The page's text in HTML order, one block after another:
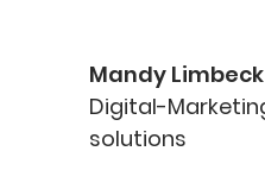
Man­dy Limbeck
Digi­tal-
solu­ti­ons